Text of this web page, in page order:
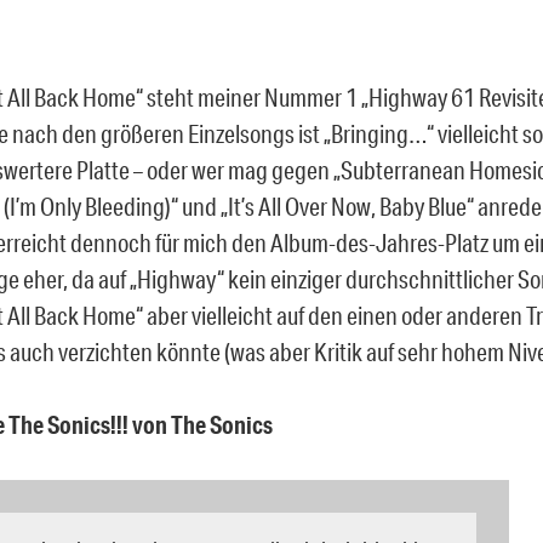
Back Home“ steht meiner Nummer 1 „Highway 61
nach den größeren Einzelsongs ist „Bringing…“ vielleicht
Platte – oder wer mag gegen „Subterranean
Only Bleeding)“ und „It’s All Over Now, Baby Blue“
dennoch für mich den Album-des-Jahres-Platz um
eher, da auf „Highway“ kein einziger durchschnittlicher
All Back Home“ aber vielleicht auf den einen oder anderen
auch verzichten könnte (was aber Kritik auf sehr hohem
The Sonics!!! von The Sonics